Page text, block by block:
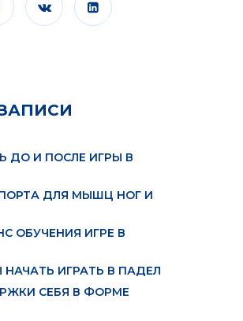
ДО И ПОСЛЕ ИГРЫ В
ДЛЯ МЫШЦ НОГ И
ОБУЧЕНИЯ ИГРЕ В
ИГРАТЬ В ПАДЕЛ
СЕБЯ В ФОРМЕ